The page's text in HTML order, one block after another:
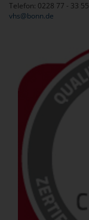
Telefon: 0228 77 - 33 55
vhs@bonn.de